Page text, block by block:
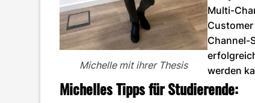
Michelle mit ihrer Thesis
Multi-
Channel-
werden
Michelles Tipps für Studierende: